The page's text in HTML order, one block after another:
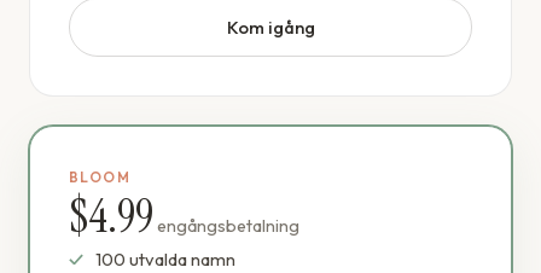
Kom igång
BLOOM
$4.99 engångsbetalning
100 utvalda namn